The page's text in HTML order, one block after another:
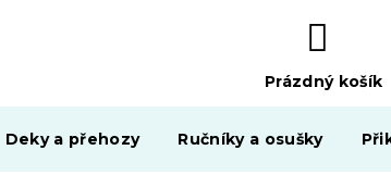
NÁKUPNÍ
KOŠÍK
Prázdný košík
Deky a přehozy Ručníky a osušky